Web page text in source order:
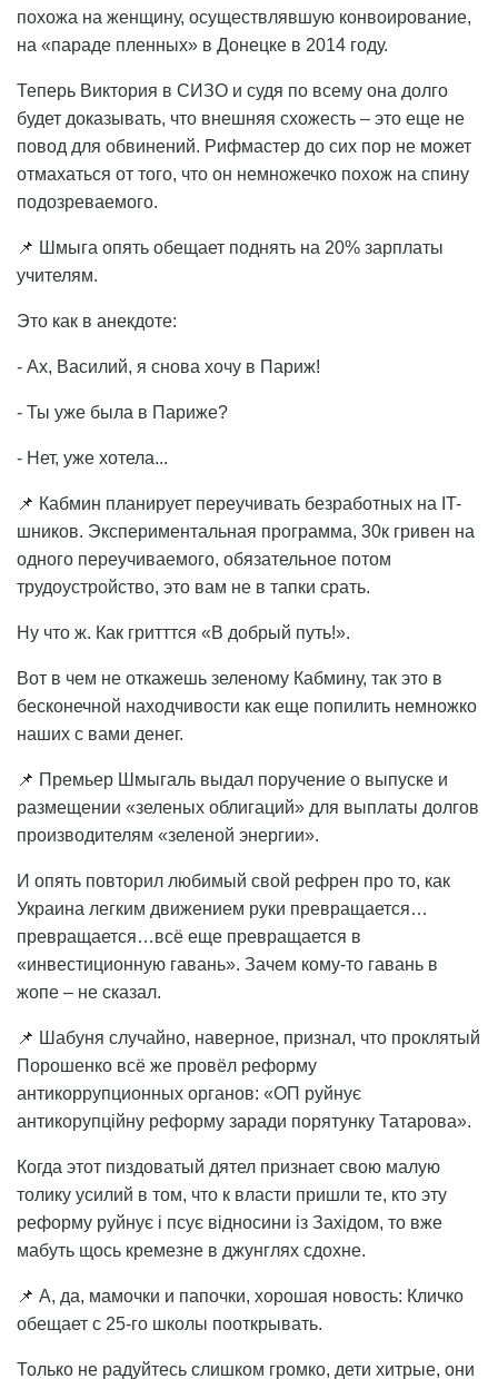
похожа на женщину, осуществлявшую конвоирование,
на «параде пленных» в Донецке в 2014 году.
Теперь Виктория в СИЗО и судя по всему она долго
будет доказывать, что внешняя схожесть – это еще не
повод для обвинений. Рифмастер до сих пор не может
отмахаться от того, что он немножечко похож на спину
подозреваемого.
📌 Шмыга опять обещает поднять на 20% зарплаты
учителям.
Это как в анекдоте:
- Ах, Василий, я снова хочу в Париж!
- Ты уже была в Париже?
- Нет, уже хотела...
📌 Кабмин планирует переучивать безработных на IT-
шников. Экспериментальная программа, 30к гривен на
одного переучиваемого, обязательное потом
трудоустройство, это вам не в тапки срать.
Ну что ж. Как гритттся «В добрый путь!».
Вот в чем не откажешь зеленому Кабмину, так это в
бесконечной находчивости как еще попилить немножко
наших с вами денег.
📌 Премьер Шмыгаль выдал поручение о выпуске и
размещении «зеленых облигаций» для выплаты долгов
производителям «зеленой энергии».
И опять повторил любимый свой рефрен про то, как
Украина легким движением руки превращается…
превращается…всё еще превращается в
«инвестиционную гавань». Зачем кому-то гавань в
жопе – не сказал.
📌 Шабуня случайно, наверное, признал, что проклятый
Порошенко всё же провёл реформу
антикоррупционных органов: «ОП руйнує
антикорупційну реформу заради порятунку Татарова».
Когда этот пиздоватый дятел признает свою малую
толику усилий в том, что к власти пришли те, кто эту
реформу руйнує і псує відносини із Західом, то вже
мабуть щось кремезне в джунглях сдохне.
📌 А, да, мамочки и папочки, хорошая новость: Кличко
обещает с 25-го школы пооткрывать.
Только не радуйтесь слишком громко, дети хитрые, они